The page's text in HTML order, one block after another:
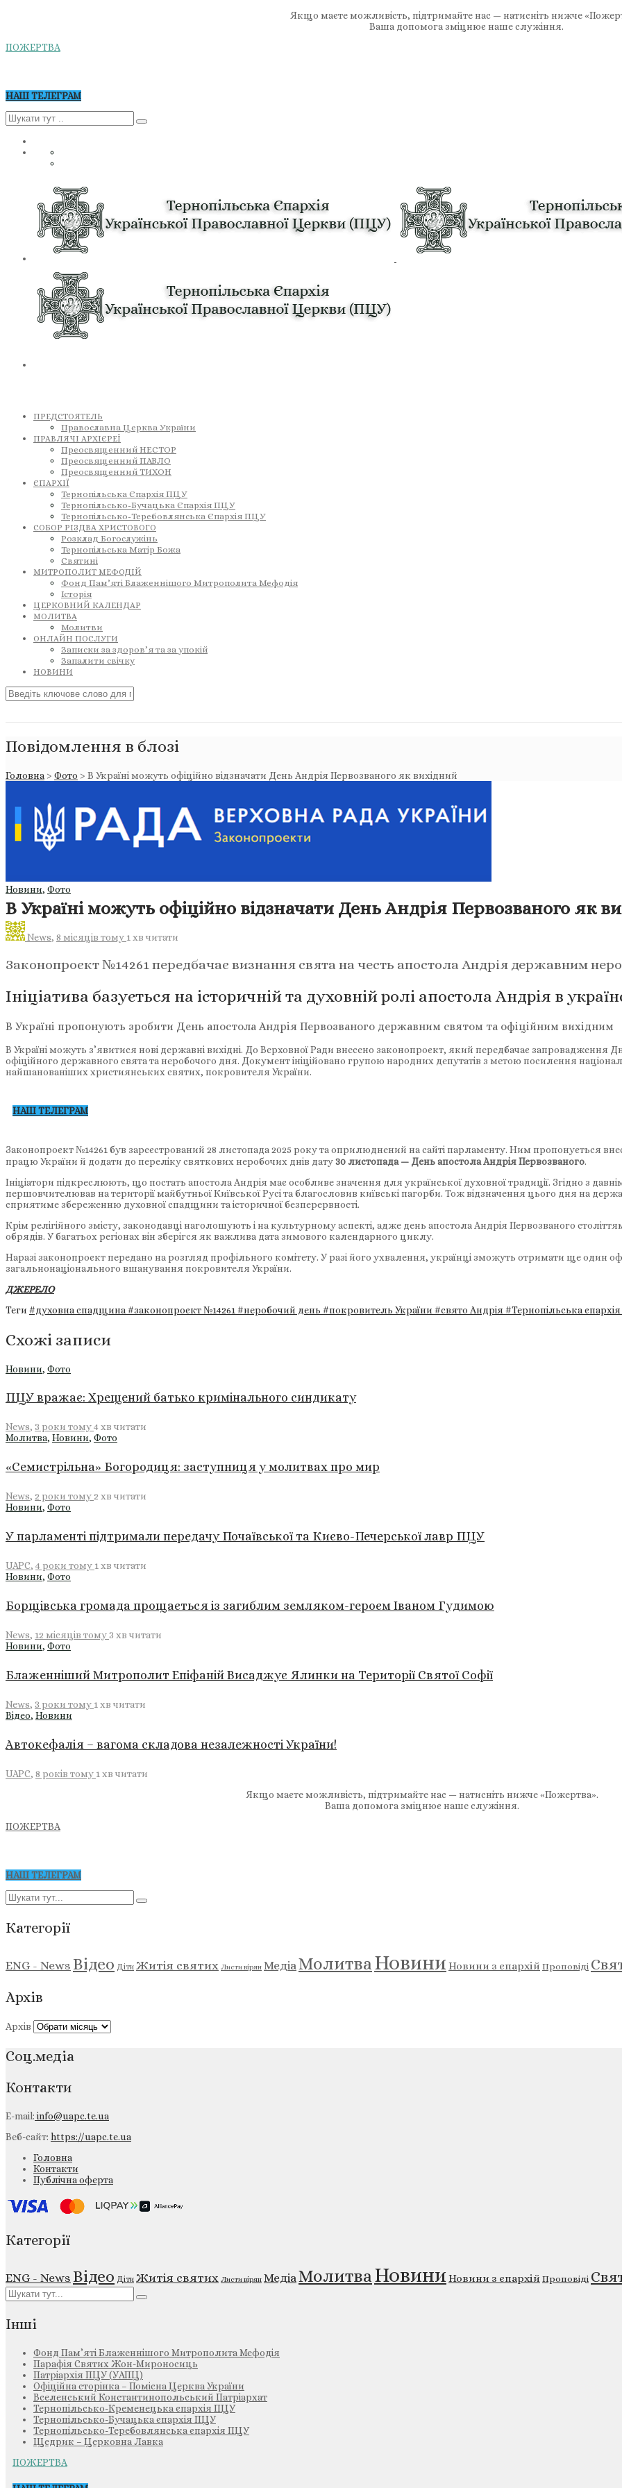
Якщо маєте можливість, підтримайте нас — натисніть нижче
Ваша допомога зміцнює наше служіння.
ПОЖЕРТВА
НАШ ТЕЛЕГРАМ
ПРЕДСТОЯТЕЛЬ
Православна Церква України
ПРАВЛЯЧІ АРХІЄРЕЇ
Преосвященний НЕСТОР
Преосвященний ПАВЛО
Преосвященний ТИХОН
ЄПАРХІЇ
Тернопільська Єпархія ПЦУ
Тернопільсько-Бучацька Єпархія ПЦУ
Тернопільсько-Теребовлянська Єпархія ПЦУ
СОБОР РІЗДВА ХРИСТОВОГО
Розклад Богослужінь
Тернопільська Матір Божа
Святині
МИТРОПОЛИТ МЕФОДІЙ
Фонд Пам’яті Блаженнішого Митрополита Мефодія
Історія
ЦЕРКОВНИЙ КАЛЕНДАР
МОЛИТВА
Молитви
ОНЛАЙН ПОСЛУГИ
Записки за здоров’я та за упокій
Запалити свічку
НОВИНИ
Повідомлення в блозі
Головна > Фото > В Україні можуть офіційно відзначати День Андрія Первозваного як вихідний
Новини, Фото
В Україні можуть офіційно відзначати День Андрія Первозваного як
News, 8 місяців тому 1 хв читати
Законопроєкт №14261 передбачає визнання свята на честь апостола Андрія державним
Ініціатива базується на історичній та духовній ролі апостола Андрія в
В Україні пропонують зробити День апостола Андрія Первозваного державним святом та офіційним вихідним
В Україні можуть з’явитися нові державні вихідні. До Верховної Ради внесено законопроєкт, який передбачає запровадження
офіційного державного свята та неробочого дня. Документ ініційовано групою народних депутатів з метою посилення
найшанованіших християнських святих, покровителя України.
НАШ ТЕЛЕГРАМ
Законопроєкт №14261 був зареєстрований 28 листопада 2025 року та оприлюднений на сайті парламенту. Ним пропонується
працю України й додати до переліку святкових неробочих днів дату30 листопада — День апостола Андрія Первозваного.
Ініціатори підкреслюють, що постать апостола Андрія має особливе значення для української духовної традиції. Згідно з
першовчителював на території майбутньої Київської Русі та благословив київські пагорби. Тож відзначення цього дня на
сприятиме збереженню духовної спадщини та історичної безперервності.
Крім релігійного змісту, законодавці наголошують і на культурному аспекті, адже день апостола Андрія Первозваного
обрядів. У багатьох регіонах він зберігся як важлива дата зимового календарного циклу.
Наразі законопроєкт передано на розгляд профільного комітету. У разі його ухвалення, українці зможуть отримати ще один
загальнонаціонального вшанування покровителя України.
ДЖЕРЕЛО
Теги #духовна спадщина#законопроєкт №14261 #неробочий день #покровитель України #свято Андрія #Тернопільська
Схожі записи
Новини, Фото
ПЦУ вражає: Хрещений батько кримінального синдикату
News, 3 роки тому4 хв читати
Молитва, Новини, Фото
«Семистрільна» Богородиця: заступниця у молитвах про мир
News, 2 роки тому2 хв читати
Новини, Фото
У парламенті підтримали передачу Почаївської та Києво-Печерської лавр ПЦУ
UAPC, 4 роки тому 1 хв читати
Новини, Фото
Борщівська громада прощається із загиблим земляком-героєм Іваном Гудимою
News, 12 місяців тому3 хв читати
Новини, Фото
Блаженніший Митрополит Епіфаній Висаджує Ялинки на Території Святої Софії
News, 3 роки тому 1 хв читати
Відео, Новини
Автокефалія – вагома складова незалежності України!
UAPC, 8 років тому 1 хв читати
Якщо маєте можливість, підтримайте нас — натисніть нижче «Пожертва».
Ваша допомога зміцнює наше служіння.
ПОЖЕРТВА
НАШ ТЕЛЕГРАМ
Категорії
ENG - News Відео Діти Житія святих Листи вірян Медіа Молитва Новини Новини з єпархій Проповіді
Архів
Архів
Соц.медіа
Контакти
E-mail:info@uapc.te.ua
Веб-сайт: https://uapc.te.ua
Головна
Контакти
Публічна оферта
Категорії
ENG - News Відео Діти Житія святих Листи вірян Медіа Молитва НовиниНовини з єпархій Проповіді
Інші
Фонд Пам’яті Блаженнішого Митрополита Мефодія
Парафія Святих Жон-Мироносиць
Патріархія ПЦУ (УАПЦ)
Офіційна сторінка – Помісна Церква України
Вселенський Константинопольський Патріархат
Тернопільсько-Кременецька єпархія ПЦУ
Тернопільсько-Бучацька єпархія ПЦУ
Тернопільсько-Теребовлянська єпархія ПЦУ
Щедрик – Церковна Лавка
ПОЖЕРТВА